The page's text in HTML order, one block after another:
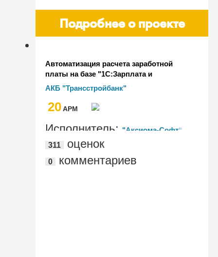
Подробнее о проекте
Автоматизация расчета заработной
платы на базе "1С:Зарплата и
управление персоналом КОРП" в АКБ
"Трансстройбанк"
АКБ "Трансстройбанк"
20AРМ
Исполнитель: "Аксиома-Софт"
311
оценок
0 комментариев